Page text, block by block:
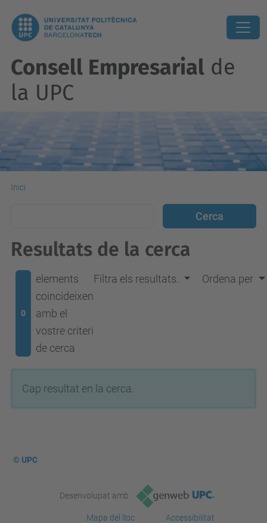
Consell Empresarial de
la UPC
Inici
Resultats de la cerca
0
elements
coincideixen
amb el
vostre criteri
de cerca
Filtra els resultats. Ordena per
Cap resultat en la cerca.
© UPC
Desenvolupat amb
Mapa del lloc
Accessibilitat